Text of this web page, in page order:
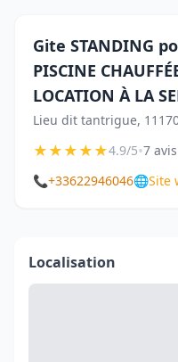
Gite STANDING
PISCINE
LOCATION À LA
Lieu dit tantrigue,
★★★★★4.9/5•7 avis
📞+33622946046🌐Site
Localisation